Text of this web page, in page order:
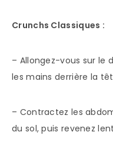
Crunchs Classiques :
– Allongez-vous sur le
les mains derrière la
– Contractez les
du sol, puis revenez